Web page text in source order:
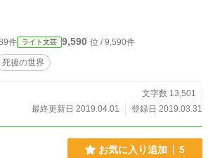
件 ライト文芸 9,590 位 / 9,590件
死後の世界
文字数 13,501
最終更新日 2019.04.01
登録日 2019.03.31
お気に入り追加 5